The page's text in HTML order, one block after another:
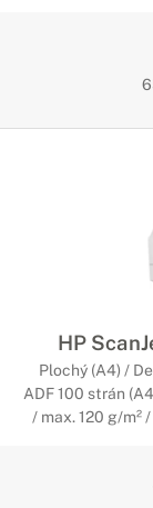
HP
Plochý (A4) /
ADF 100 strán
/ max. 120 g/m²